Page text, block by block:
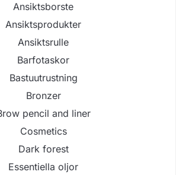
Ansiktsborste
Ansiktsprodukter
Ansiktsrulle
Barfotaskor
Bastuutrustning
Bronzer
pencil and liner
Cosmetics
Dark forest
Essentiella oljor